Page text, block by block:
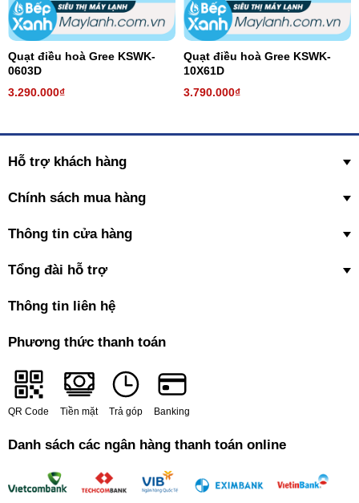
Quạt điều hoà Gree KSWK-
0603D
3.290.000₫
Quạt điều hoà Gree KSWK-
10X61D
3.790.000₫
Hỗ trợ khách hàng
Chính sách mua hàng
Thông tin cửa hàng
Tổng đài hỗ trợ
Thông tin liên hệ
Phương thức thanh toán
QR Code Tiền mặt Trả góp Banking
Danh sách các ngân hàng thanh toán online